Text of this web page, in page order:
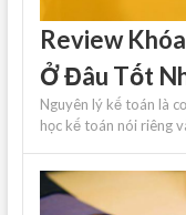
Review
Ở Đâu Tốt
Nguyên lý kế toán là
học kế toán nói riêng